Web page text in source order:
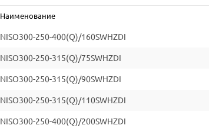
Наименование
NISO300-250-400(Q)/160SWHZDI
NISO300-250-315(Q)/75SWHZDI
NISO300-250-315(Q)/90SWHZDI
NISO300-250-315(Q)/110SWHZDI
NISO300-250-400(Q)/200SWHZDI